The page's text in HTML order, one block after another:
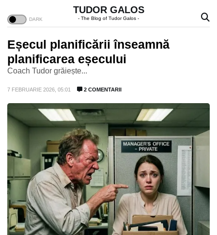
TUDOR GALOS
- The Blog of Tudor Galos -
Eșecul planificării înseamnă
planificarea eșecului
Coach Tudor grăiește...
7 FEBRUARIE 2026, 05:01 2 COMENTARII